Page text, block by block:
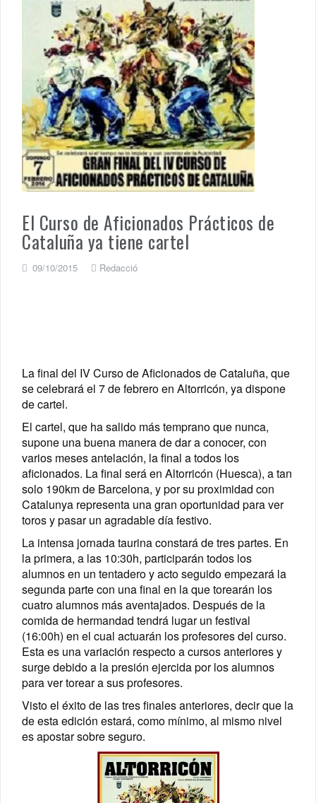
El Curso de Aficionados Prácticos de
Cataluña ya tiene cartel
09/10/2015 Redacció
La final del IV Curso de Aficionados de Cataluña, que
se celebrará el 7 de febrero en Altorricón, ya dispone
de cartel.
El cartel, que ha salido más temprano que nunca,
supone una buena manera de dar a conocer, con
varios meses antelación, la final a todos los
aficionados. La final será en Altorricón (Huesca), a tan
solo 190km de Barcelona, y por su proximidad con
Catalunya representa una gran oportunidad para ver
toros y pasar un agradable día festivo.
La intensa jornada taurina constará de tres partes. En
la primera, a las 10:30h, participarán todos los
alumnos en un tentadero y acto seguido empezará la
segunda parte con una final en la que torearán los
cuatro alumnos más aventajados. Después de la
comida de hermandad tendrá lugar un festival
(16:00h) en el cual actuarán los profesores del curso.
Esta es una variación respecto a cursos anteriores y
surge debido a la presión ejercida por los alumnos
para ver torear a sus profesores.
Visto el éxito de las tres finales anteriores, decir que la
de esta edición estará, como mínimo, al mismo nivel
es apostar sobre seguro.